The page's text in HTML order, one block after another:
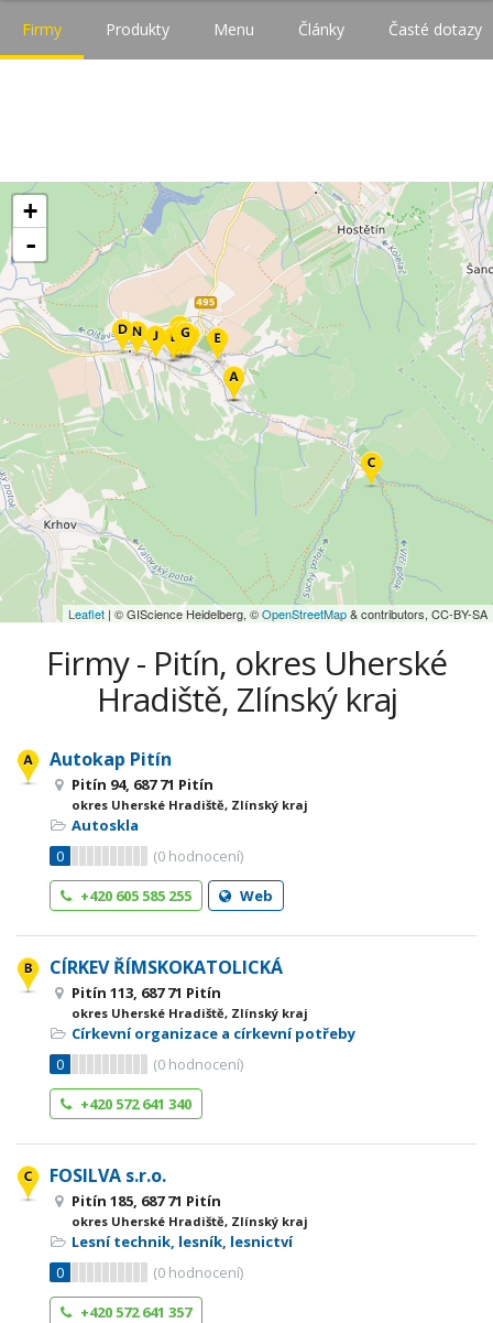
Firmy Produkty Menu Články Časté dotazy
+
-
Leaflet | © GIScience Heidelberg, ©OpenStreetMap& contributors, CC-BY-SA
Firmy - Pitín, okres Uherské
Hradiště, Zlínský kraj
Autokap Pitín
Pitín 94, 687 71 Pitín
okres Uherské Hradiště, Zlínský kraj
Autoskla
0
(0 hodnocení)
+420 605 585 255
Web
CÍRKEV ŘÍMSKOKATOLICKÁ
Pitín 113, 687 71 Pitín
okres Uherské Hradiště, Zlínský kraj
Církevní organizace a církevní potřeby
0
(0 hodnocení)
+420 572 641 340
FOSILVA s.r.o.
Pitín 185, 687 71 Pitín
okres Uherské Hradiště, Zlínský kraj
Lesní technik, lesník, lesnictví
0
(0 hodnocení)
+420 572 641 357